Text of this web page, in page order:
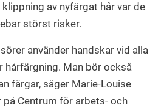
av nyfärgat hår var de
störst risker.
använder handskar vid alla
hårfärgning. Man bör också
färgar, säger Marie-Louise
på Centrum för arbets- och